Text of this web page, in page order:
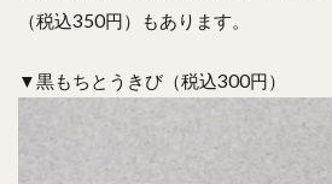
（税込350円）もあります。
▼黒もちとうきび（税込300円）